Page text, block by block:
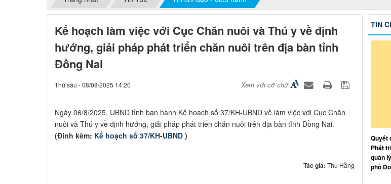
Kế hoạch làm việc với Cục Chăn nuôi và Thú y về định
hướng, giải pháp phát triển chăn nuôi trên địa bàn tỉnh
Đồng Nai
Thứ sáu - 08/08/2025 14:20 Xem với cỡ chữ
Ngày 06/8/2025, UBND tỉnh ban hành Kế hoạch số 37/KH-UBND về làm việc với Cục Chăn
nuôi và Thú y về định hướng, giải pháp phát triển chăn nuôi trên địa bàn tỉnh Đồng Nai.
(Đính kèm: Kế hoạch số 37/KH-UBND )
Tác giả: Thu Hằng
TIN
Quyết
Phát
quản
phố